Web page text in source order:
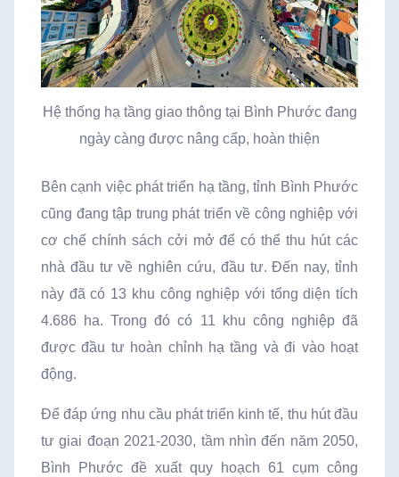
Hệ thống hạ tầng giao thông tại Bình Phước đang
ngày càng được nâng cấp, hoàn thiện
Bên cạnh việc phát triển hạ tầng, tỉnh Bình Phước
cũng đang tập trung phát triển về công nghiệp với
cơ chế chính sách cởi mở để có thể thu hút các
nhà đầu tư về nghiên cứu, đầu tư. Đến nay, tỉnh
này đã có 13 khu công nghiệp với tổng diện tích
4.686 ha. Trong đó có 11 khu công nghiệp đã
được đầu tư hoàn chỉnh hạ tầng và đi vào hoạt
động.
Để đáp ứng nhu cầu phát triển kinh tế, thu hút đầu
tư giai đoạn 2021-2030, tầm nhìn đến năm 2050,
Bình Phước đề xuất quy hoạch 61 cụm công